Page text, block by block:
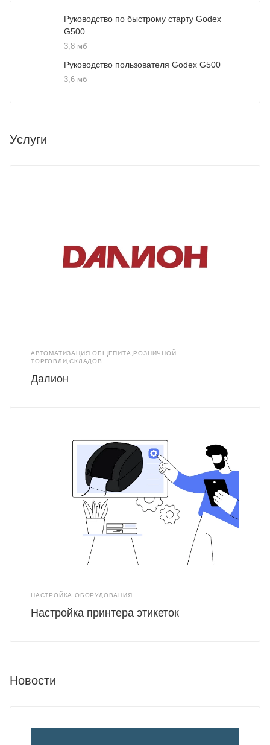
Руководство по быстрому старту Godex
G500
3,8 мб
Руководство пользователя Godex G500
3,6 мб
Услуги
АВТОМАТИЗАЦИЯ ОБЩЕПИТА,РОЗНИЧНОЙ
ТОРГОВЛИ,СКЛАДОВ
Далион
НАСТРОЙКА ОБОРУДОВАНИЯ
Настройка принтера этикеток
Новости